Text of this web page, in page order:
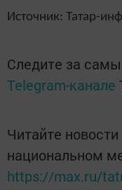
Источник: Татар-
Следите за
Telegram-канале
Читайте
национальном
https://max.ru/